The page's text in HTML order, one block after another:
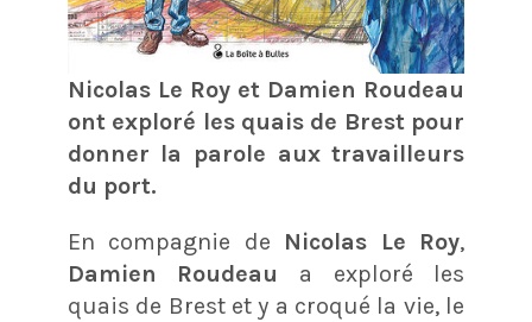
Nicolas Le Roy et Damien Roudeau
ont exploré les quais de Brest pour
donner la parole aux travailleurs
du port.
En compagnie de Nicolas Le Roy,
Damien Roudeau
a exploré les
quais de Brest et y a croqué la vie, le